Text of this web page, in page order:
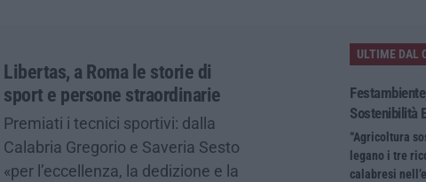
Libertas, a Roma le storie di
sport e persone straordinarie
Premiati i tecnici sportivi: dalla
Calabria Gregorio e Saveria Sesto
«per l’eccellenza, la dedizione e la
ULTIME DAL
Sostenibilità
“Agricoltura
legano i tre
calabresi